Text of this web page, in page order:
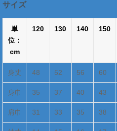
サイズ
単
位：
cm
120 130 140 150
身丈 48 52 56 60
身巾 35 37 40 43
肩巾 31 33 35 38